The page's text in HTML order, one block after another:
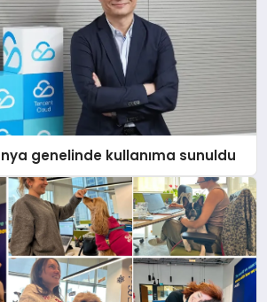
genelinde kullanıma sunuldu